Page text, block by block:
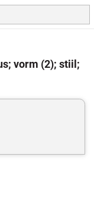
vorm (2); stiil;